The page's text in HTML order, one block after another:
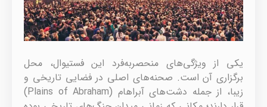
یکی از ویژگی‌های منحصربه‌فرد این فستیوال، محل
برگزاری آن است. صحنه‌های اصلی در فضایی تاریخی و
زیبا، از جمله دشت‌های آبراهام (Plains of Abraham)